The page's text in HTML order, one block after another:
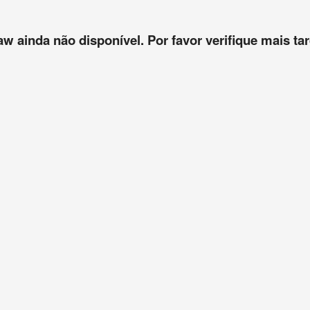
ainda não disponível. Por favor verifique mais